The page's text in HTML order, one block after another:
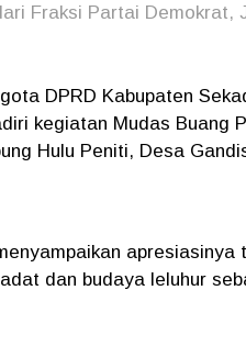
Fraksi Partai Demokrat,
DPRD Kabupaten
kegiatan Mudas Buang
Hulu Peniti, Desa
apresiasinya
dan budaya leluhur